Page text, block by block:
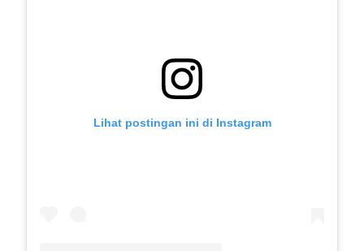
Lihat postingan ini di Instagram